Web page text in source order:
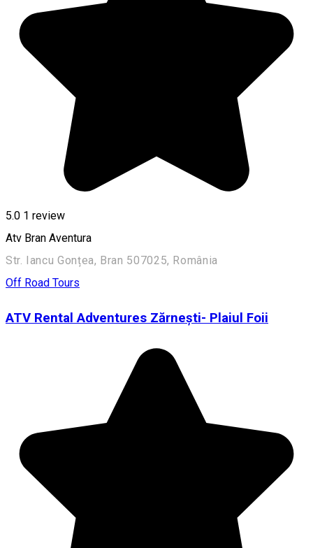
5.0 1 review
Atv Bran Aventura
Str. Iancu Gonțea, Bran 507025, România
Off Road Tours
ATV Rental Adventures Zărnești- Plaiul Foii